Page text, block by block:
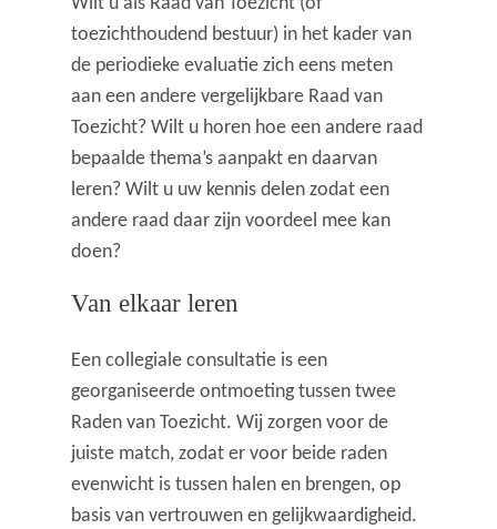
Wilt u als Raad van Toezicht (of
toezichthoudend bestuur) in het kader van
de periodieke evaluatie zich eens meten
aan een andere vergelijkbare Raad van
Toezicht? Wilt u horen hoe een andere raad
bepaalde thema’s aanpakt en daarvan
leren? Wilt u uw kennis delen zodat een
andere raad daar zijn voordeel mee kan
doen?
Van elkaar leren
Een collegiale consultatie is een
georganiseerde ontmoeting tussen twee
Raden van Toezicht. Wij zorgen voor de
juiste match, zodat er voor beide raden
evenwicht is tussen halen en brengen, op
basis van vertrouwen en gelijkwaardigheid.